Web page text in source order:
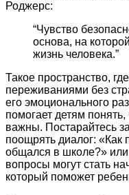
Роджерс:
“Чувство
основа, на
жизнь человека.”
Такое пространство,
переживаниями без
его эмоционального
помогает детям
важны. Постарайтесь
поощрять диалог:
общался в школе?» или
вопросы могут стать
который поможет